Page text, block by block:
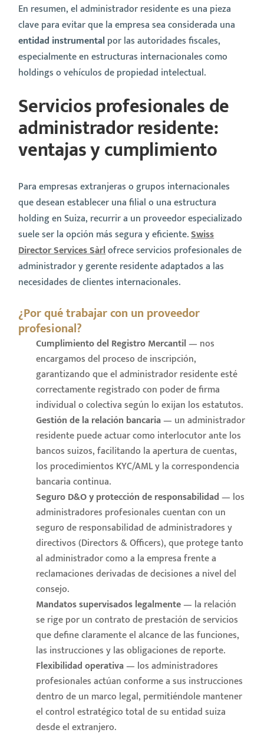
En resumen, el administrador residente es una pieza
clave para evitar que la empresa sea considerada una
entidad instrumental por las autoridades fiscales,
especialmente en estructuras internacionales como
holdings o vehículos de propiedad intelectual.
Servicios profesionales de
administrador residente:
ventajas y cumplimiento
Para empresas extranjeras o grupos internacionales
que desean establecer una filial o una estructura
holding en Suiza, recurrir a un proveedor especializado
suele ser la opción más segura y eficiente.Swiss
Director Services Sàrlofrece servicios profesionales de
administrador y gerente residente adaptados a las
necesidades de clientes internacionales.
¿Por qué trabajar con un proveedor
profesional?
Cumplimiento del Registro Mercantil— nos
encargamos del proceso de inscripción,
garantizando que el administrador residente esté
correctamente registrado con poder de firma
individual o colectiva según lo exijan los estatutos.
Gestión de la relación bancaria— un administrador
residente puede actuar como interlocutor ante los
bancos suizos, facilitando la apertura de cuentas,
los procedimientos KYC/AML y la correspondencia
bancaria continua.
Seguro D&O y protección de responsabilidad— los
administradores profesionales cuentan con un
seguro de responsabilidad de administradores y
directivos (Directors & Officers), que protege tanto
al administrador como a la empresa frente a
reclamaciones derivadas de decisiones a nivel del
consejo.
Mandatos supervisados legalmente— la relación
se rige por un contrato de prestación de servicios
que define claramente el alcance de las funciones,
las instrucciones y las obligaciones de reporte.
Flexibilidad operativa— los administradores
profesionales actúan conforme a sus instrucciones
dentro de un marco legal, permitiéndole mantener
el control estratégico total de su entidad suiza
desde el extranjero.